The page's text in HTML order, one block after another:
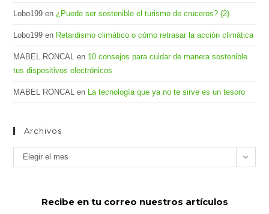
Lobo199 en¿Puede ser sostenible el turismo de cruceros? (2)
Lobo199 en Retardismo climático o cómo retrasar la acción climática
MABEL RONCAL en 10 consejos para cuidar de manera sostenible
tus dispositivos electrónicos
MABEL RONCAL en La tecnología que ya no te sirve es un tesoro
Archivos
Archivos
Elegir el mes
Recibe en tu correo nuestros artículos